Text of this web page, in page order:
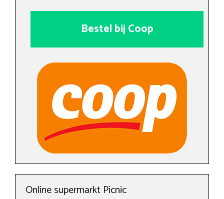
Bestel bij Coop
Online supermarkt Picnic